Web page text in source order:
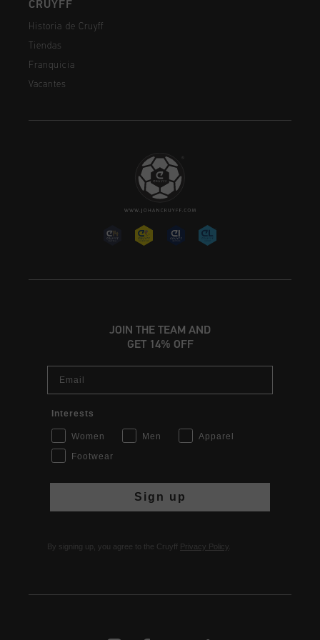
CRUYFF
Historia de Cruyff
Tiendas
Franquicia
Vacantes
JOIN THE TEAM AND
GET 14% OFF
Email
Interests
Women Men
Apparel
Footwear
Sign up
By signing up, you agree to the Cruyff Privacy Policy